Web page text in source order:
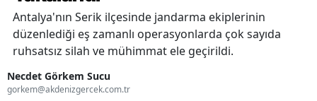
Antalya'nın Serik ilçesinde jandarma ekiplerinin
düzenlediği eş zamanlı operasyonlarda çok sayıda
ruhsatsız silah ve mühimmat ele geçirildi.
Necdet Görkem Sucu
gorkem@akdenizgercek.com.tr